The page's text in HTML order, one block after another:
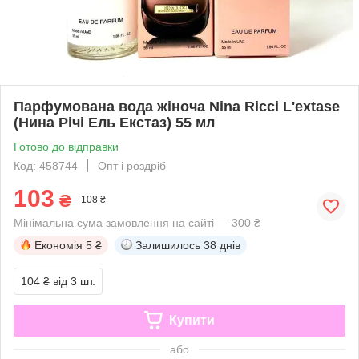
Парфумована вода жіноча Nina Ricci L'extase
(Нина Річі Ель Екстаз) 55 мл
Готово до відправки
Код: 458744
Опт і роздріб
103 ₴ 108 ₴
Мінімальна сума замовлення на сайті — 300 ₴
Економія 5 ₴ Залишилось 38 днів
104 ₴ від 3 шт.
Купити
або